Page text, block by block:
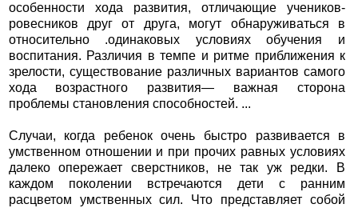
особенности хода развития, отличающие учеников-
ровесников друг от друга, могут обнаруживаться в
относительно .одинаковых условиях обучения и
воспитания. Различия в темпе и ритме приближения к
зрелости, существование различных вариантов самого
хода возрастного развития— важная сторона
проблемы становления способностей. ...
Случаи, когда ребенок очень быстро развивается в
умственном отношении и при прочих равных условиях
далеко опережает сверстников, не так уж редки. В
каждом поколении встречаются дети с ранним
расцветом умственных сил. Что представляет собой